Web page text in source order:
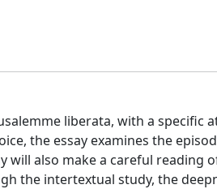
liberata, with a specific
the essay examines the
will also make a careful reading
the intertextual study, the